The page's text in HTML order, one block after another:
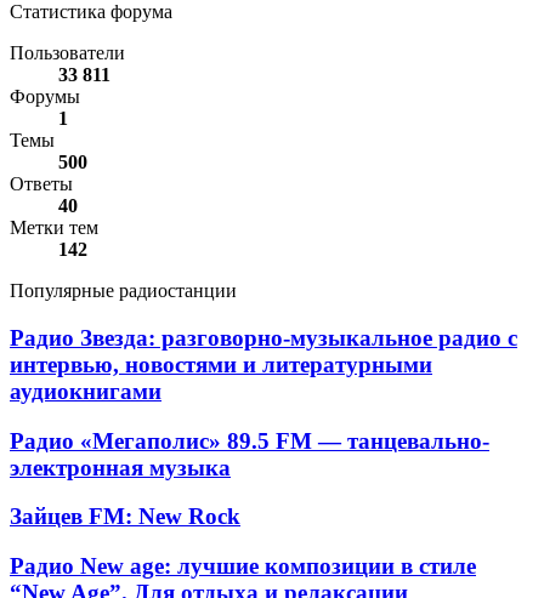
Статистика форума
Пользователи
33 811
Форумы
1
Темы
500
Ответы
40
Метки тем
142
Популярные радиостанции
Радио
Звезда:
разговорно-
музыкальное
с
интервью,
новостями
и
литературными
Радио Звезда: разговорно-музыкальное радио с
интервью, новостями и литературными
аудиокнигами
Радио
«Мегаполис»
89.5
—
электронная
музыка
Радио «Мегаполис» 89.5 FM — танцевально-
электронная музыка
Зайцев
New
Rock
Зайцев FM: New Rock
Радио
New
Радио New age: лучшие композиции в стиле
“New Age”. Для отдыха и релаксации